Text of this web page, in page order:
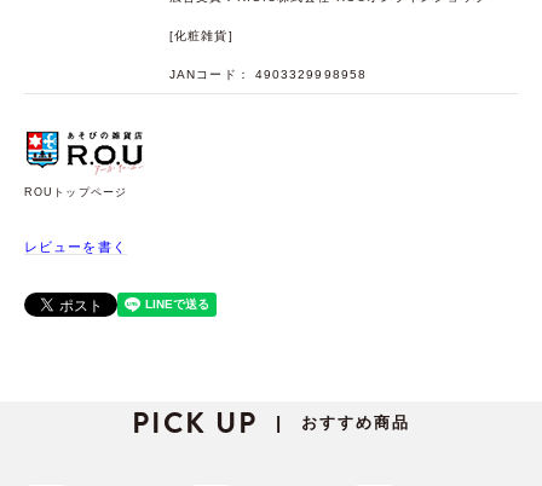
[化粧雑貨]
JANコード： 4903329998958
ROUトップページ
レビューを書く
PICK UP | おすすめ商品